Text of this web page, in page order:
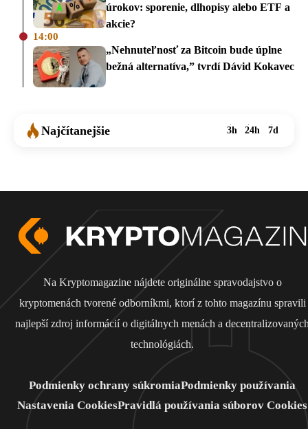
úrokov: sporenie, dlhopisy alebo ETF a
akcie?
14:00
„Nehnuteľnosť za Bitcoin bude úplne
bežná alternatíva,” tvrdí Dávid Kokavec
Najčítanejšie 3h 24h 7d
Na Kryptomagazine nájdete originálne spravodajstvo o
kryptomenách tvorené odborníkmi, ktorí z tohto magazínu spravili
najlepší zdroj informácií o digitálnych menách a
technológiách.
Podmienky ochrany súkromiaPodmienky používania
Nastavenia CookiesPravidlá používania súborov Cookies